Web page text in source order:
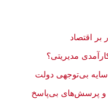
و پرسش‌های بی‌پاسخ